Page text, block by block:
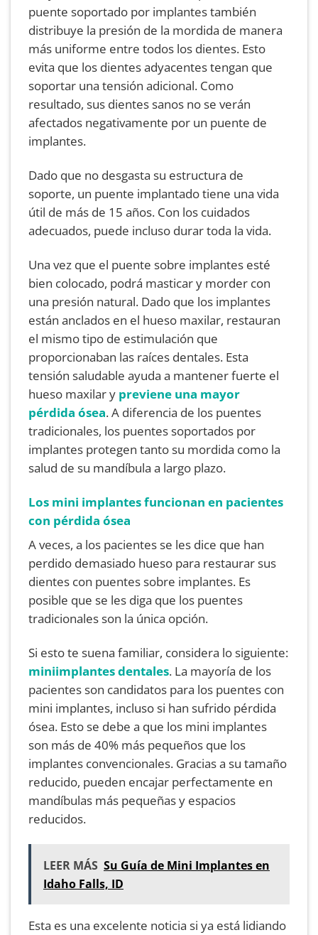
puente soportado por implantes también
distribuye la presión de la mordida de manera
más uniforme entre todos los dientes. Esto
evita que los dientes adyacentes tengan que
soportar una tensión adicional. Como
resultado, sus dientes sanos no se verán
afectados negativamente por un puente de
implantes.
Dado que no desgasta su estructura de
soporte, un puente implantado tiene una vida
útil de más de 15 años. Con los cuidados
adecuados, puede incluso durar toda la vida.
Una vez que el puente sobre implantes esté
bien colocado, podrá masticar y morder con
una presión natural. Dado que los implantes
están anclados en el hueso maxilar, restauran
el mismo tipo de estimulación que
proporcionaban las raíces dentales. Esta
tensión saludable ayuda a mantener fuerte el
hueso maxilar y previene una mayor
pérdida ósea. A diferencia de los puentes
tradicionales, los puentes soportados por
implantes protegen tanto su mordida como la
salud de su mandíbula a largo plazo.
Los mini implantes funcionan en pacientes
con pérdida ósea
A veces, a los pacientes se les dice que han
perdido demasiado hueso para restaurar sus
dientes con puentes sobre implantes. Es
posible que se les diga que los puentes
tradicionales son la única opción.
Si esto te suena familiar, considera lo siguiente:
miniimplantes dentales. La mayoría de los
pacientes son candidatos para los puentes con
mini implantes, incluso si han sufrido pérdida
ósea. Esto se debe a que los mini implantes
son más de 40% más pequeños que los
implantes convencionales. Gracias a su tamaño
reducido, pueden encajar perfectamente en
mandíbulas más pequeñas y espacios
reducidos.
LEER MÁS Su Guía de Mini Implantes en
Idaho Falls, ID
Esta es una excelente noticia si ya está lidiando